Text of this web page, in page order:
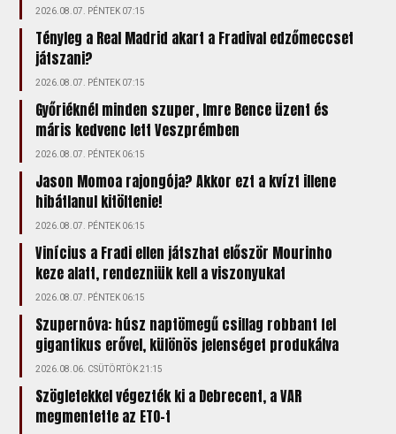
2026.08.07. PÉNTEK 07:15
Tényleg a Real Madrid akart a Fradival edzőmeccset
játszani?
2026.08.07. PÉNTEK 07:15
Győriéknél minden szuper, Imre Bence üzent és
máris kedvenc lett Veszprémben
2026.08.07. PÉNTEK 06:15
Jason Momoa rajongója? Akkor ezt a kvízt illene
hibátlanul kitöltenie!
2026.08.07. PÉNTEK 06:15
Vinícius a Fradi ellen játszhat először Mourinho
keze alatt, rendezniük kell a viszonyukat
2026.08.07. PÉNTEK 06:15
Szupernóva: húsz naptömegű csillag robbant fel
gigantikus erővel, különös jelenséget produkálva
2026.08.06. CSÜTÖRTÖK 21:15
Szögletekkel végezték ki a Debrecent, a VAR
megmentette az ETO-t